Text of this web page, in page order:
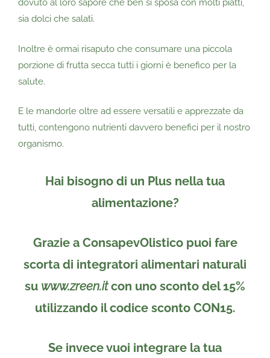
dovuto al loro sapore che ben si sposa con molti piatti,
sia dolci che salati.
Inoltre è ormai risaputo che consumare una piccola
porzione di frutta secca tutti i giorni è benefico per la
salute.
E le mandorle oltre ad essere versatili e apprezzate da
tutti, contengono nutrienti davvero benefici per il nostro
organismo.
Hai bisogno di un Plus nella tua
alimentazione?
Grazie a ConsapevOlistico puoi fare
scorta di integratori alimentari naturali
su www.zreen.itcon uno sconto del 15%
utilizzando il codice sconto CON15.
Se invece vuoi integrare la tua